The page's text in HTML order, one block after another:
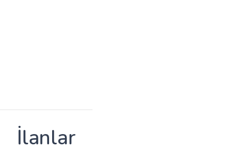
İlanlar